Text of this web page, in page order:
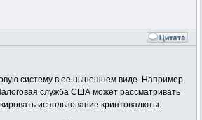
систему в ее нынешнем виде. Например,
служба США может рассматривать
использование криптовалюты.